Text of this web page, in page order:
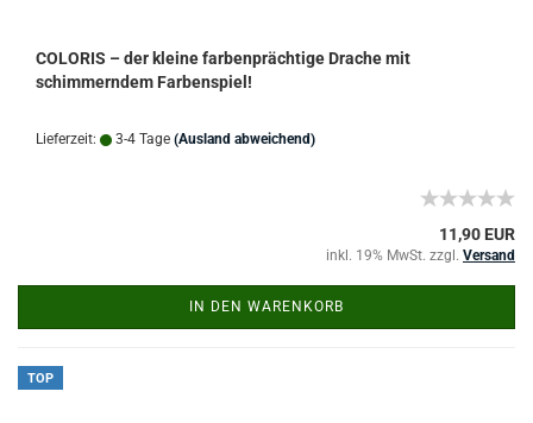
COLORIS – der kleine farbenprächtige Drache mit
schimmerndem Farbenspiel!
Lieferzeit: 3-4 Tage (Ausland abweichend)
11,90 EUR
inkl. 19% MwSt. zzgl. Versand
IN DEN WARENKORB
TOP